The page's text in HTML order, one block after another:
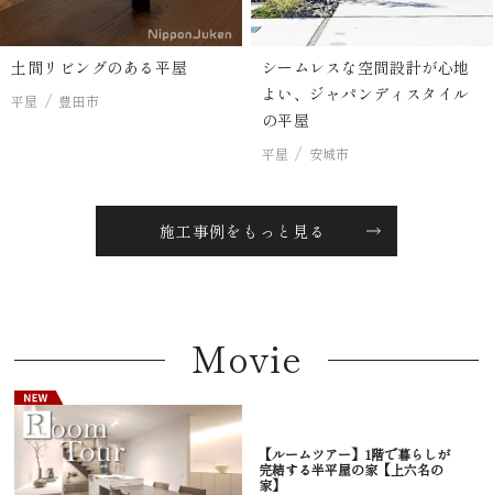
土間リビングのある平屋
平屋 豊田市
シームレスな空間設計が心地
よい、ジャパンディスタイル
の平屋
平屋 安城市
施工事例をもっと見る
Movie
【ルームツアー】1階で暮らしが
完結する半平屋の家【上六名の
家】